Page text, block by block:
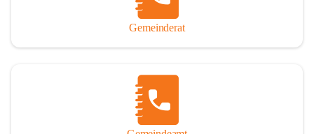
Gemeinderat